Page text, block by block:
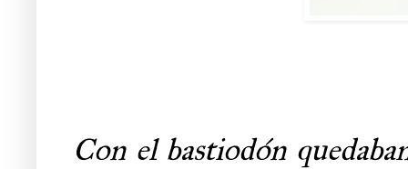
Con el bastiodón